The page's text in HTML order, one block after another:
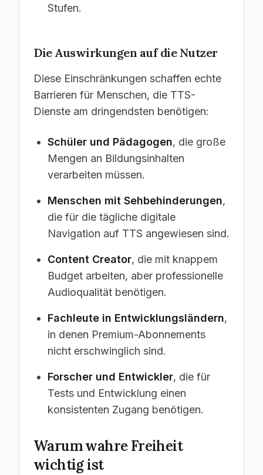
Stufen.
Die Auswirkungen auf die Nutzer
Diese Einschränkungen schaffen echte
Barrieren für Menschen, die TTS-
Dienste am dringendsten benötigen:
Schüler und Pädagogen, die große
Mengen an Bildungsinhalten
verarbeiten müssen.
Menschen mit Sehbehinderungen,
die für die tägliche digitale
Navigation auf TTS angewiesen sind.
Content Creator, die mit knappem
Budget arbeiten, aber professionelle
Audioqualität benötigen.
Fachleute in Entwicklungsländern,
in denen Premium-Abonnements
nicht erschwinglich sind.
Forscher und Entwickler, die für
Tests und Entwicklung einen
konsistenten Zugang benötigen.
Warum wahre Freiheit
wichtig ist